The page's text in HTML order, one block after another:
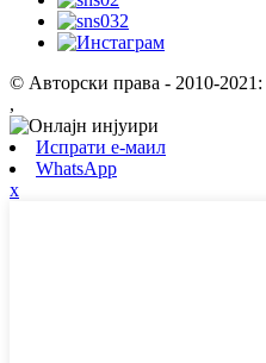
© Авторски права - 2010-
,
Испрати е-маил
WhatsApp
x